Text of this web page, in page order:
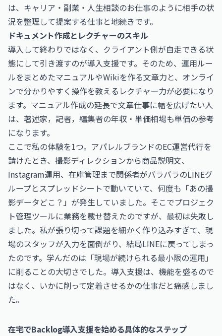
は、 キャリア・副業・人生相談のお仕事のように相手の状
況を整理して提案する仕事と地続きです。
ドキュメント作成とレクチャーのスキル
導入して終わりではなく、クライアント側が自走できる状
態にして引き渡すのが導入支援です。そのため、運用ルー
ルをまとめたマニュアルやWikiを作る文章力と、オンライ
ンで分かりやすく操作を教えるレクチャー力が必要になり
ます。マニュアル作成の延長で文章仕事に幅を広げたい人
は、 著述家，記者，編集者の年収・単価相場も単価の参考
になります。
ここで私の体験を1つ。アパレルブランドのEC運営代行を
請けたとき、撮影ディレクションから商品説明文、
Instagram運用、在庫管理まで関係者がバラバラのLINEグ
ループとスプレッドシートで動いていて、何度も「あの撮
影データどこ？」が発生していました。そこでプロジェク
ト管理ツールに業務を載せ替えたのですが、最初は失敗し
ました。私が張り切って課題を細かく作り込みすぎて、現
場のスタッフが入力を面倒がり、結局LINEに戻ってしまっ
たのです。学んだのは「現場が続けられる最小限の運用」
に削ることの大切さでした。導入支援は、機能を盛るので
はなく、いかに削って定着させるかの仕事だと痛感しまし
た。
在宅でBacklog導入支援を始める具体的なステップ